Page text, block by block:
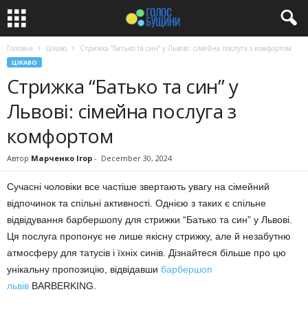
Головна Цікаво Стрижка “Батько та син” у Львові: сімейна послуга з комфортом
ЦІКАВО
Стрижка “Батько та син” у
Львові: сімейна послуга з
комфортом
Автор Марченко Ігор - December 30, 2024
Сучасні чоловіки все частіше звертають увагу на сімейний
відпочинок та спільні активності. Однією з таких є спільне
відвідування барбершопу для стрижки “Батько та син” у Львові.
Ця послуга пропонує не лише якісну стрижку, але й незабутню
атмосферу для татусів і їхніх синів. Дізнайтеся більше про цю
унікальну пропозицію, відвідавши барбершоп
львів BARBERKING.